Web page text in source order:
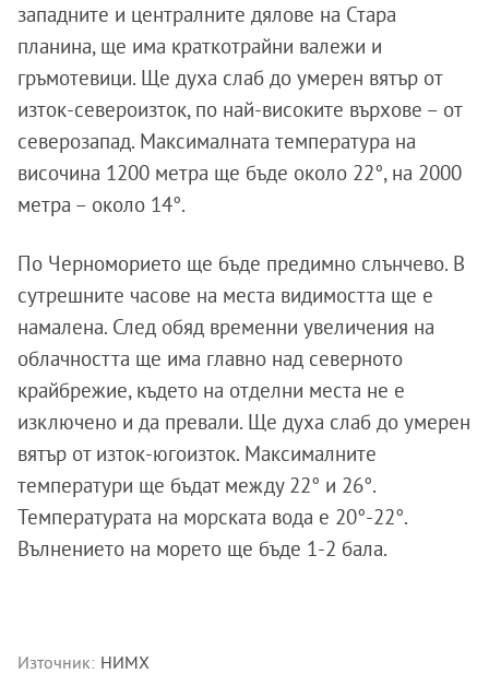
западните и централните дялове на Стара
планина, ще има краткотрайни валежи и
гръмотевици. Ще духа слаб до умерен вятър от
изток-североизток, по най-високите върхове – от
северозапад. Максималната температура на
височина 1200 метра ще бъде около 22°, на 2000
метра – около 14°.
По Черноморието ще бъде предимно слънчево. В
сутрешните часове на места видимостта ще е
намалена. След обяд временни увеличения на
облачността ще има главно над северното
крайбрежие, където на отделни места не е
изключено и да превали. Ще духа слаб до умерен
вятър от изток-югоизток. Максималните
температури ще бъдат между 22° и 26°.
Температурата на морската вода е 20°-22°.
Вълнението на морето ще бъде 1-2 бала.
Източник: НИМХ